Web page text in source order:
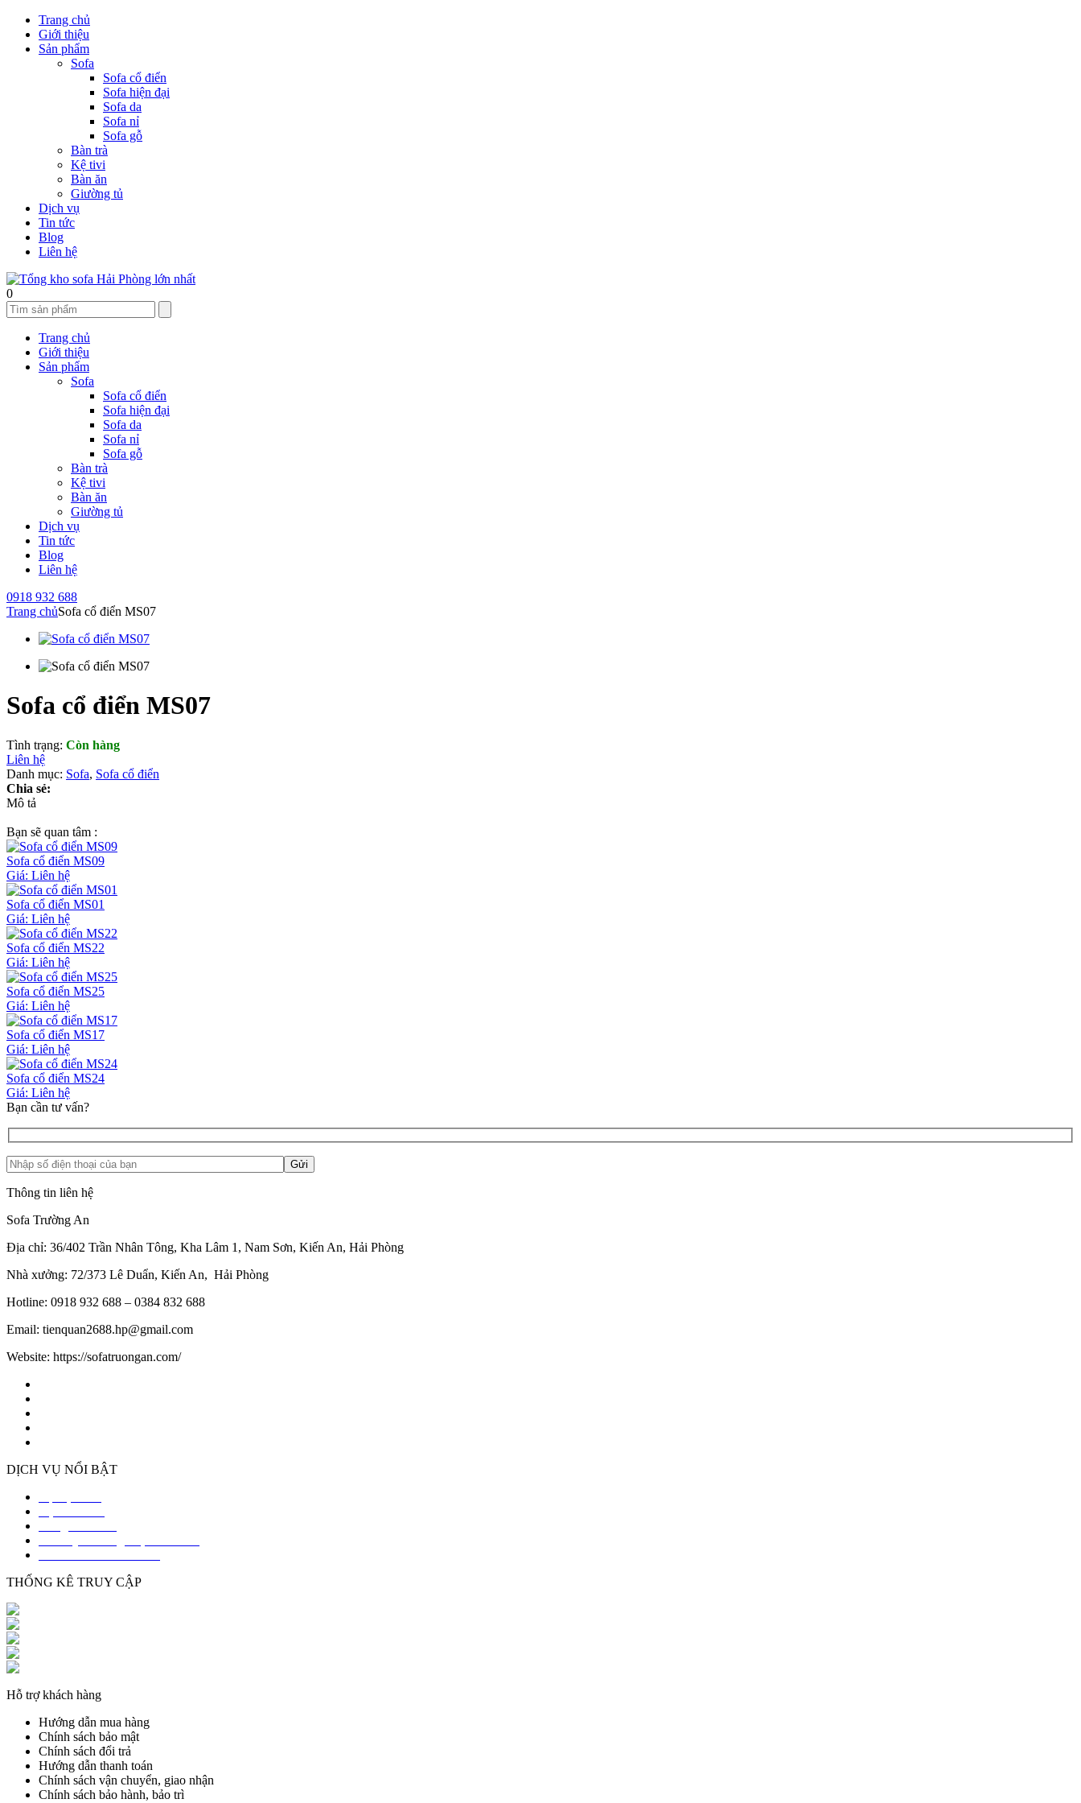
Trang chủ
Giới thiệu
Sản phẩm
Sofa
Sofa cổ điển
Sofa hiện đại
Sofa da
Sofa nỉ
Sofa gỗ
Bàn trà
Kệ tivi
Bàn ăn
Giường tủ
Dịch vụ
Tin tức
Blog
Liên hệ
0
Trang chủ
Giới thiệu
Sản phẩm
Sofa
Sofa cổ điển
Sofa hiện đại
Sofa da
Sofa nỉ
Sofa gỗ
Bàn trà
Kệ tivi
Bàn ăn
Giường tủ
Dịch vụ
Tin tức
Blog
Liên hệ
0918 932 688
Trang chủSofa cổ điển MS07
Sofa cổ điển MS07
Tình trạng: Còn hàng
Liên hệ
Danh mục: Sofa, Sofa cổ điển
Chia sẻ:
Mô tả
Bạn sẽ quan tâm :
Sofa cổ điển MS09
Giá: Liên hệ
Sofa cổ điển MS01
Giá: Liên hệ
Sofa cổ điển MS22
Giá: Liên hệ
Sofa cổ điển MS25
Giá: Liên hệ
Sofa cổ điển MS17
Giá: Liên hệ
Sofa cổ điển MS24
Giá: Liên hệ
Bạn cần tư vấn?
Thông tin liên hệ
Sofa Trường An
Địa chỉ: 36/402 Trần Nhân Tông, Kha Lâm 1, Nam Sơn, Kiến An, Hải Phòng
Nhà xưởng: 72/373 Lê Duẩn, Kiến An, Hải Phòng
Hotline: 0918 932 688 – 0384 832 688
Email: tienquan2688.hp@gmail.com
Website: https://sofatruongan.com/
DỊCH VỤ NỔI BẬT
THỐNG KÊ TRUY CẬP
Hỗ trợ khách hàng
Hướng dẫn mua hàng
Chính sách bảo mật
Chính sách đổi trả
Hướng dẫn thanh toán
Chính sách vận chuyển, giao nhận
Chính sách bảo hành, bảo trì